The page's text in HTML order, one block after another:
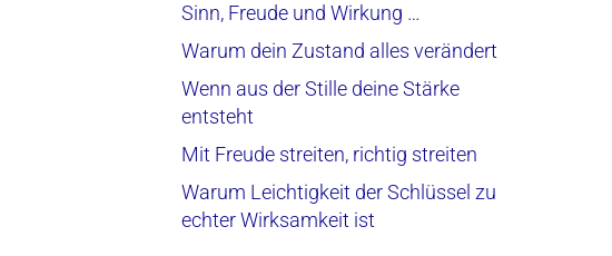
Sinn, Freude und Wirkung …
Warum dein Zustand alles verändert
Wenn aus der Stille deine Stärke
entsteht
Mit Freude streiten, richtig streiten
Warum Leichtigkeit der Schlüssel zu
echter Wirksamkeit ist